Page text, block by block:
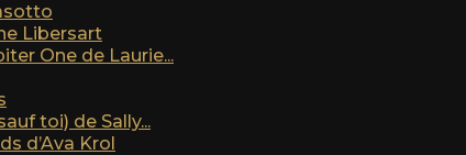
Libersart
One de Laurie...
toi) de Sally...
d’Ava Krol